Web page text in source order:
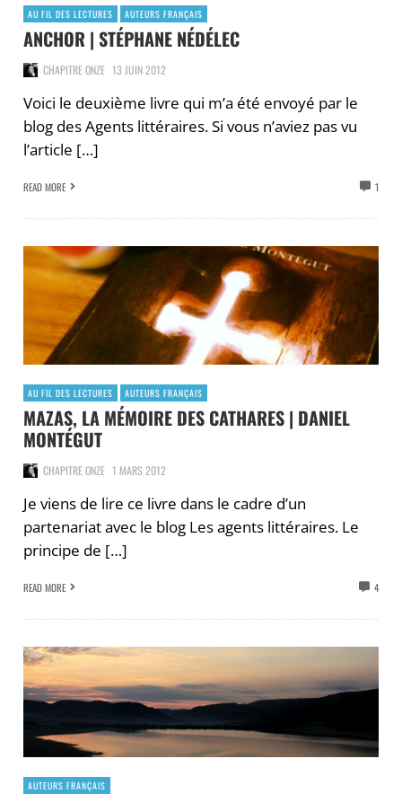
AU FIL DES LECTURES AUTEURS FRANÇAIS
ANCHOR | STÉPHANE NÉDÉLEC
CHAPITRE ONZE 13 JUIN 2012
Voici le deuxième livre qui m’a été envoyé par le
blog des Agents littéraires. Si vous n’aviez pas vu
l’article […]
READ MORE 1
AU FIL DES LECTURES AUTEURS FRANÇAIS
MAZAS, LA MÉMOIRE DES CATHARES | DANIEL
MONTÉGUT
CHAPITRE ONZE 1 MARS 2012
Je viens de lire ce livre dans le cadre d’un
partenariat avec le blog Les agents littéraires. Le
principe de […]
READ MORE 4
AUTEURS FRANÇAIS